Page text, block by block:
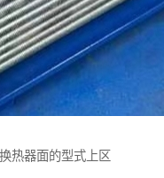
热器面的型式上区